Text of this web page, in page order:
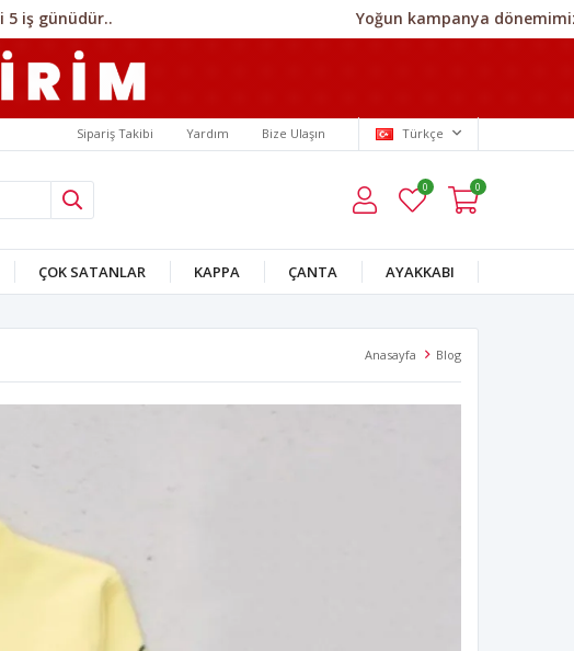
Yoğun kampanya dönemimiz
Sipariş Takibi Yardım Bize Ulaşın Türkçe
0 0
ÇOK SATANLAR KAPPA ÇANTA AYAKKABI
Anasayfa Blog